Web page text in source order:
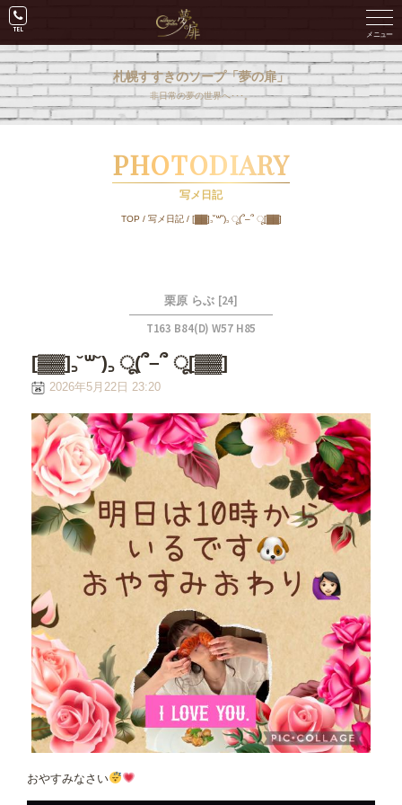
札幌すすきのソープ「夢の扉」
非日常の夢の世界へ･･･。
PHOTODIARY
写メ日記
TOP / 写メ日記/ [▓▓]꜆˘꒳˘)꜆ ू(՞–՞ ू[▓▓]
栗原 らぶ [24]
T163 B84(D) W57 H85
[▓▓]꜆˘꒳˘)꜆ ू(՞–՞ ू[▓▓]
2026年5月22日 23:20
おやすみなさい